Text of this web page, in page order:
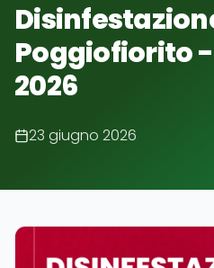
Servizi
Chi Siamo
News
Trasparenza
Poggiofiorito
2026
23 giugno 2026